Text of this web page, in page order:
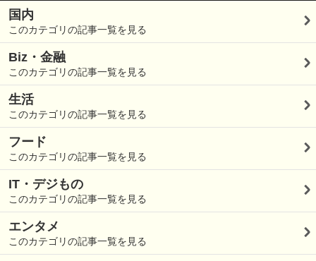
国内
このカテゴリの記事一覧を見る
Biz・金融
このカテゴリの記事一覧を見る
生活
このカテゴリの記事一覧を見る
フード
このカテゴリの記事一覧を見る
IT・デジもの
このカテゴリの記事一覧を見る
エンタメ
このカテゴリの記事一覧を見る